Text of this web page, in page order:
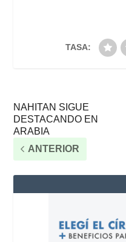
TASA:
NAHITAN SIGUE
DESTACANDO EN
ARABIA
ANTERIOR